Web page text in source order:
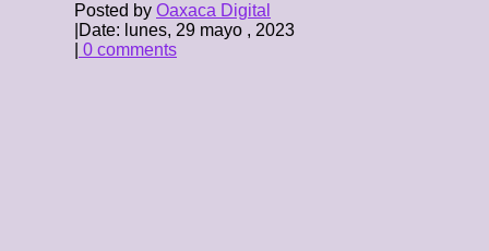
Posted by Oaxaca Digital
Date: lunes, 29 mayo , 2023
0 comments